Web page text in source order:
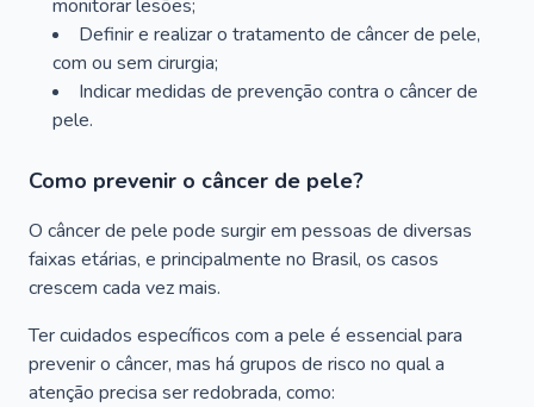
monitorar lesões;
Definir e realizar o tratamento de câncer de pele,
com ou sem cirurgia;
Indicar medidas de prevenção contra o câncer de
pele.
Como prevenir o câncer de pele?
O câncer de pele pode surgir em pessoas de diversas
faixas etárias, e principalmente no Brasil, os casos
crescem cada vez mais.
Ter cuidados específicos com a pele é essencial para
prevenir o câncer, mas há grupos de risco no qual a
atenção precisa ser redobrada, como: